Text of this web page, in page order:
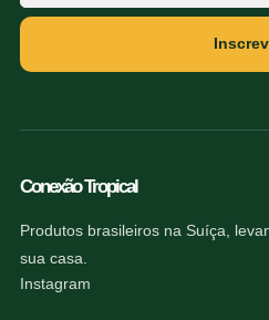
Conexão Tropical
Produtos brasileiros na Suíça,
sua casa.
Instagram